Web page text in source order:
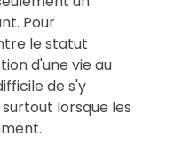
Pour
le statut
d'une vie au
de s'y
lorsque les